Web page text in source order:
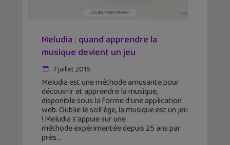
Meludia : quand apprendre la
musique devient un jeu
7 juillet 2015
Meludia est une méthode amusante pour
découvrir et apprendre la musique,
disponible sous la forme d'une application
web. Oublie le solfège, la musique est un jeu
! Meludia s'appuie sur une
méthode expérimentée depuis 25 ans par
près